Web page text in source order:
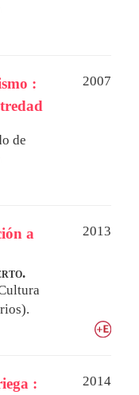
:
2007
de
a
2013
:
2014